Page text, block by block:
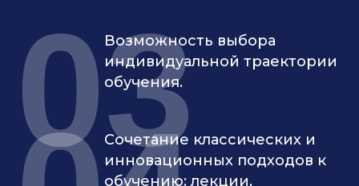
Возможность выбора
индивидуальной траектории
обучения.
03
Сочетание классических и
инновационных подходов к
обучению: лекции,